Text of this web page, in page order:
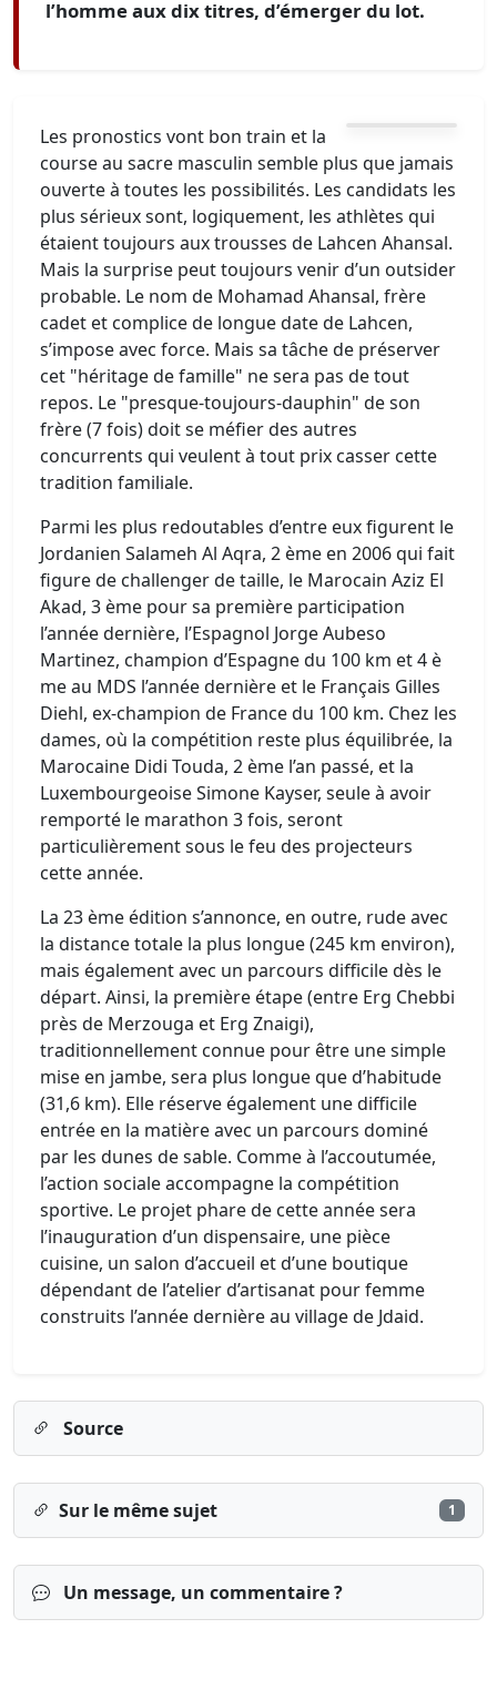
l’homme aux dix titres, d’émerger du lot.
Les pronostics vont bon train et la
course au sacre masculin semble plus que jamais
ouverte à toutes les possibilités. Les candidats les
plus sérieux sont, logiquement, les athlètes qui
étaient toujours aux trousses de Lahcen Ahansal.
Mais la surprise peut toujours venir d’un outsider
probable. Le nom de Mohamad Ahansal, frère
cadet et complice de longue date de Lahcen,
s’impose avec force. Mais sa tâche de préserver
cet "héritage de famille" ne sera pas de tout
repos. Le "presque-toujours-dauphin" de son
frère (7 fois) doit se méfier des autres
concurrents qui veulent à tout prix casser cette
tradition familiale.
Parmi les plus redoutables d’entre eux figurent le
Jordanien Salameh Al Aqra, 2 ème en 2006 qui fait
figure de challenger de taille, le Marocain Aziz El
Akad, 3 ème pour sa première participation
l’année dernière, l’Espagnol Jorge Aubeso
Martinez, champion d’Espagne du 100 km et 4 è
me au MDS l’année dernière et le Français Gilles
Diehl, ex-champion de France du 100 km. Chez les
dames, où la compétition reste plus équilibrée, la
Marocaine Didi Touda, 2 ème l’an passé, et la
Luxembourgeoise Simone Kayser, seule à avoir
remporté le marathon 3 fois, seront
particulièrement sous le feu des projecteurs
cette année.
La 23 ème édition s’annonce, en outre, rude avec
la distance totale la plus longue (245 km environ),
mais également avec un parcours difficile dès le
départ. Ainsi, la première étape (entre Erg Chebbi
près de Merzouga et Erg Znaigi),
traditionnellement connue pour être une simple
mise en jambe, sera plus longue que d’habitude
(31,6 km). Elle réserve également une difficile
entrée en la matière avec un parcours dominé
par les dunes de sable. Comme à l’accoutumée,
l’action sociale accompagne la compétition
sportive. Le projet phare de cette année sera
l’inauguration d’un dispensaire, une pièce
cuisine, un salon d’accueil et d’une boutique
dépendant de l’atelier d’artisanat pour femme
construits l’année dernière au village de Jdaid.
Source
Sur le même sujet 1
Un message, un commentaire ?